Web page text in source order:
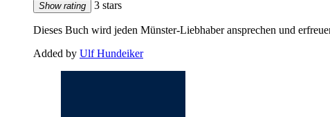
Show rating 3 stars
Dieses Buch wird jeden Münster-Liebhaber ansprechen und
Added by Ulf Hundeiker